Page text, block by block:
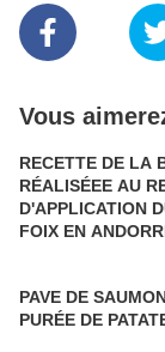
Vous
RECETTE DE LA
RÉALISÉEE AU
D'APPLICATION
FOIX EN
PAVE DE
PURÉE DE